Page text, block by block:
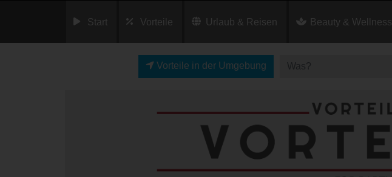
Start Vorteile Urlaub & Reisen Beauty & Wellness
Vorteile in der Umgebung